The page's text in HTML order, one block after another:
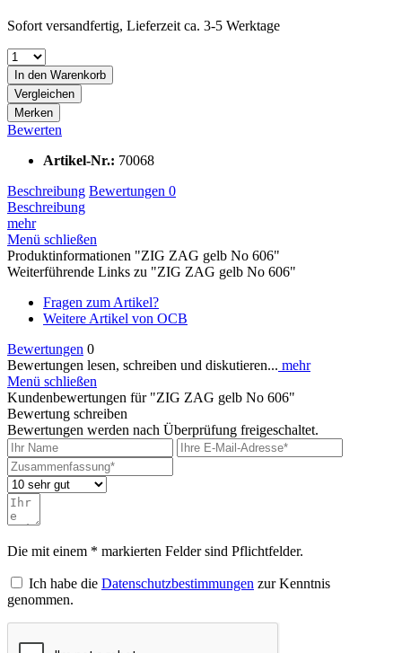
Sofort versandfertig, Lieferzeit ca. 3-5 Werktage
In den Warenkorb
Vergleichen
Merken
Bewerten
Artikel-Nr.: 70068
Beschreibung Bewertungen 0
Beschreibung
mehr
Menü schließen
Produktinformationen "ZIG ZAG gelb No 606"
Weiterführende Links zu "ZIG ZAG gelb No 606"
Fragen zum Artikel?
Weitere Artikel von OCB
Bewertungen 0
Bewertungen lesen, schreiben und diskutieren... mehr
Menü schließen
Kundenbewertungen für "ZIG ZAG gelb No 606"
Bewertung schreiben
Bewertungen werden nach Überprüfung freigeschaltet.
Die mit einem * markierten Felder sind Pflichtfelder.
Ich habe die Datenschutzbestimmungen zur Kenntnis
genommen.